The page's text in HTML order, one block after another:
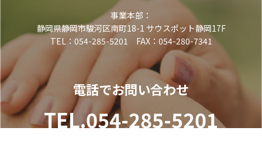
事業本部：
静岡県静岡市駿河区南町18-1 サウスポット静岡17F
TEL：054-285-5201 FAX：054-280-7341
電話でお問い合わせ
TEL.054-285-5201